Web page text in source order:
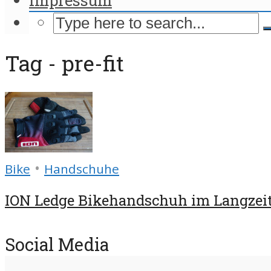
Tag - pre-fit
Bike • Handschuhe
ION Ledge Bikehandschuh im
Social Media